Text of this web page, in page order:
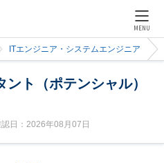
MENU
ITエンジニア・システムエンジニア
ト（ポテンシャル）
日：2026年08月07日